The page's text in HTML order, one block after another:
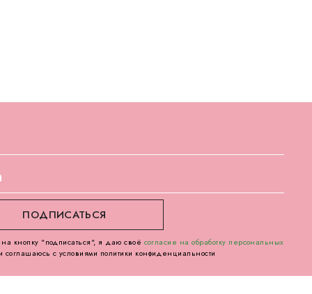
кнопку "подписаться", я даю своё согласие на обработку персональных
и соглашаюсь с условиями политики конфиденциальности